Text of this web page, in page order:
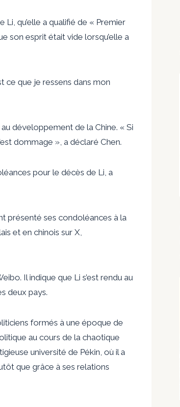
Li, qu’elle a qualifié de « Premier
son esprit était vide lorsqu’elle a
ce que je ressens dans mon
développement de la Chine. « Si
dommage », a déclaré Chen.
pour le décès de Li, a
présenté ses condoléances à la
et en chinois sur X,
Il indique que Li s’est rendu au
deux pays.
formés à une époque de
au cours de la chaotique
université de Pékin, où il a
que grâce à ses relations